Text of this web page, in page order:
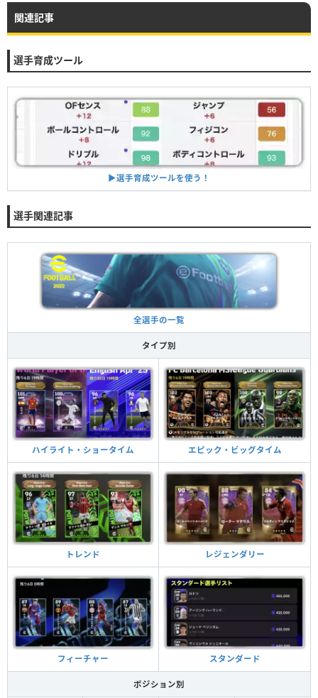
関連記事
選手育成ツール
▶︎選手育成ツールを使う！
選手関連記事
全選手の一覧
タイプ別
ハイライト・ショータイム エピック・ビッグタイム
トレンド レジェンダリー
フィーチャー スタンダード
ポジション別